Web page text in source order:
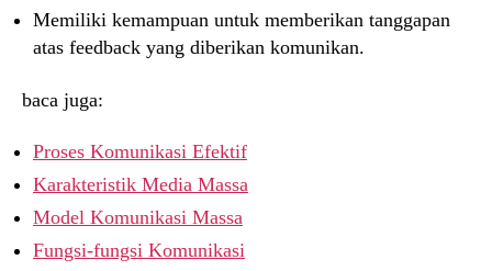
Memiliki kemampuan untuk memberikan tanggapan
atas feedback yang diberikan komunikan.
baca juga:
Proses Komunikasi Efektif
Karakteristik Media Massa
Model Komunikasi Massa
Fungsi-fungsi Komunikasi